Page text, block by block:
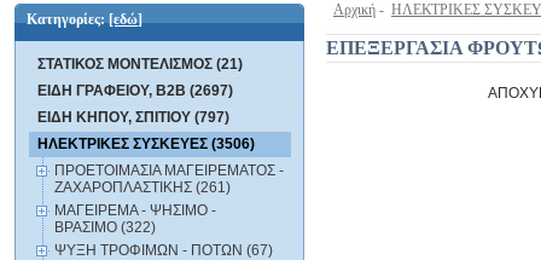
Κατηγορίες:[εδώ]
ΣΤΑΤΙΚΟΣ ΜΟΝΤΕΛΙΣΜΟΣ (21)
ΕΙΔΗ ΓΡΑΦΕΙΟΥ, B2B (2697)
ΕΙΔΗ ΚΗΠΟΥ, ΣΠΙΤΙΟΥ (797)
ΗΛΕΚΤΡΙΚΕΣ ΣΥΣΚΕΥΕΣ (3506)
ΠΡΟΕΤΟΙΜΑΣΙΑ ΜΑΓΕΙΡΕΜΑΤΟΣ -
ΖΑΧΑΡΟΠΛΑΣΤΙΚΗΣ (261)
ΜΑΓΕΙΡΕΜΑ - ΨΗΣΙΜΟ -
ΒΡΑΣΙΜΟ (322)
ΨΥΞΗ ΤΡΟΦΙΜΩΝ - ΠΟΤΩΝ (67)
Αρχική - ΗΛΕΚΤΡΙΚΕΣ
ΕΠΕΞΕΡΓΑΣΙΑ